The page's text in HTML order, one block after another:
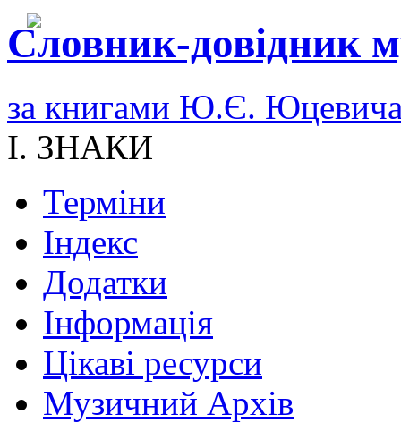
Словник-довідник
за книгами Ю.Є.
I. ЗНАКИ
Терміни
Індекс
Додатки
Інформація
Цікаві ресурси
Музичний Архів